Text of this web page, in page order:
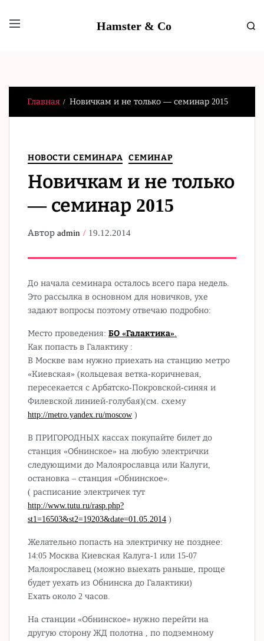
Hamster & Co
Главная Новичкам и не только — семинар 2015
НОВОСТИ СЕМИНАРА СЕМИНАР
Новичкам и не только
— семинар 2015
Авторadmin 19.12.2014
До начала семинара осталось всего пара недель.
Это рассылка в основном для новичков, ухе
задают вопросы поэтому отвечаю подробно:
Место проведения:БО «Галактика»
Как попасть в Галактику :
В Москве вам нужно приехать на станцию метро
«Киевская» (кольцевая ветка-коричневая,
пересекается с Арбатско-Покровской-синяя и
Филевской линией-голубая)(см. схему
http://metro.yandex.ru/moscow )
В ПРИГОРОДНЫХ кассах покупайте билет до
станция «Обнинское» на любую электрички
следующими до Малоярославца или Калуги,
остановка – станция «Обнинское».
( расписание электричек тут
http://www.tutu.ru/rasp.php?
st1=16503&st2=19203&date=01.05.2014 )
Желательно попасть на электричку не позднее:
14:05 Москва Киевская Калуга-1 или 15-07
Малоярославец (можно выехать раньше, проще
будет уехать из Обнинска до Галактики)
Ехать около 2 часов.
На станции «Обнинское» нужно перейти на
другую сторону ЖД полотна , по подземному